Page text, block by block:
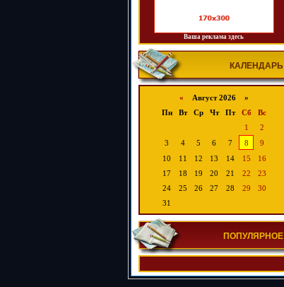
Ваша реклама здесь
КАЛЕНДАРЬ
« Август 2026 »
Пн
Вт Ср Чт Пт Сб
Вс
1
2
3
4 5 6 7 8
9
10
11 12 13 14 15
16
17
18 19 20 21 22
23
24
25 26 27 28 29
30
31
ПОПУЛЯРНОЕ